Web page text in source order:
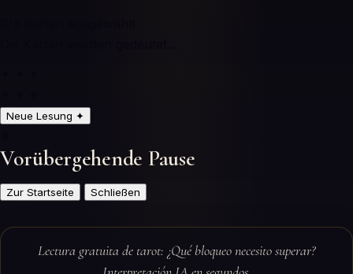
Neue Lesung ✦
Vorübergehende Pause
Zur Startseite Schließen
Lectura gratuita de tarot: ¿Qué bloqueo necesito superar?